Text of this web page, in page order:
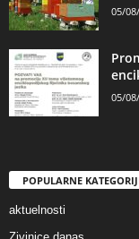
05/
05/
POPULARNE
aktuelnosti